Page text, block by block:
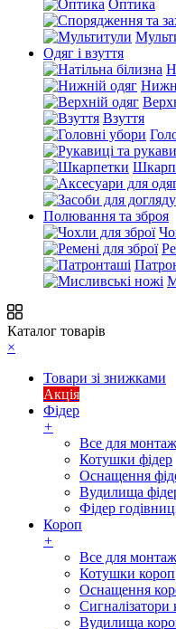
Оптика
Одяг і взуття
Взуття
Полювання та зброя
Каталог товарів
×
Товари зі знижками
Акція
Фідер
+
Все для
Котушки фідер
Оснащення
Вудилища
Фідер
Короп
+
Все для
Котушки короп
Оснащення
Сигналізатори
Вудилища